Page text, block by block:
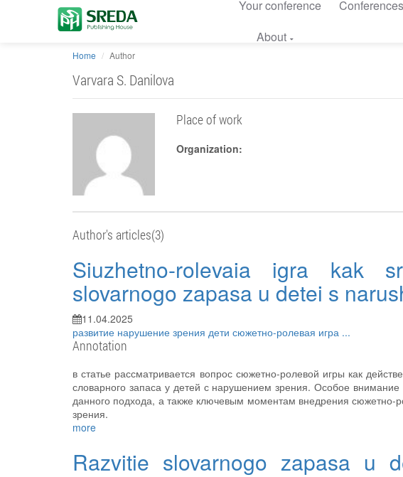
Your conference Conferences
About
Home Author
Varvara S. Danilova
Place of work
Organization:
Author's articles(3)
Siuzhetno-rolevaia igra kak
slovarnogo zapasa u detei s
11.04.2025
развитие нарушение зрения дети сюжетно-ролевая игра ...
Annotation
в статье рассматривается вопрос сюжетно-ролевой игры как
словарного запаса у детей с нарушением зрения. Особое
данного подхода, а также ключевым моментам внедрения
зрения.
more
Razvitie slovarnogo zapasa u